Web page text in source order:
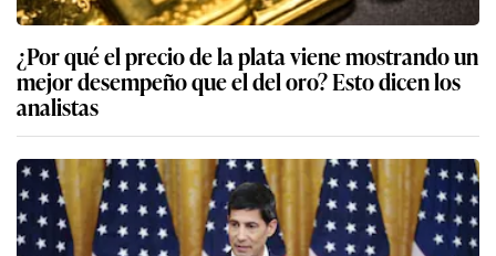
¿Por qué el precio de la plata viene mostrando un
mejor desempeño que el del oro? Esto dicen los
analistas